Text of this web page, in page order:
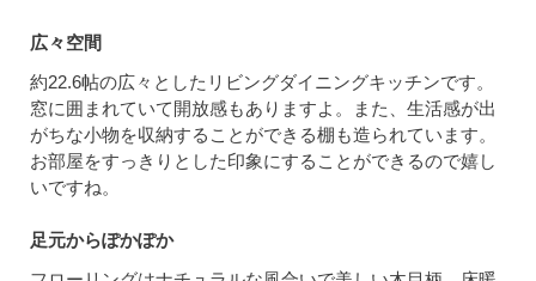
広々空間
約22.6帖の広々としたリビングダイニングキッチンです。
窓に囲まれていて開放感もありますよ。また、生活感が出
がちな小物を収納することができる棚も造られています。
お部屋をすっきりとした印象にすることができるので嬉し
いですね。
足元からぽかぽか